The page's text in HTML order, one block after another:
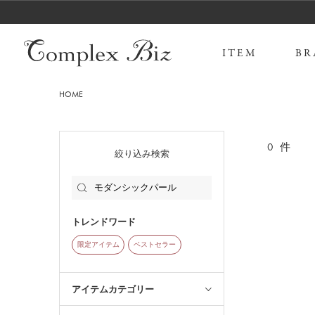
ITEM
HOME
絞り込み検索
トレンドワード
限定アイテム ベストセラー
アイテムカテゴリー
0 件